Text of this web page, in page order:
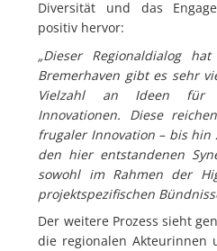
Diversität und das
positiv hervor:
„Dieser Regionaldialog
Bremerhaven gibt es sehr
Vielzahl an Ideen für
Innovationen. Diese
frugaler Innovation – bis
den hier entstandenen
sowohl im Rahmen der
projektspezifischen
Der weitere Prozess sieht
die regionalen Akteurinnen